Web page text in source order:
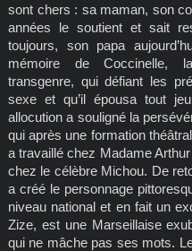
sont chers : sa maman, son
années le soutient et sait
toujours, son papa
mémoire de Coccinelle,
transgenre, qui défiant les
sexe et qu’il épousa tout
allocution a souligné la
qui après une formation
a travaillé chez Madame
chez le célèbre Michou. De
a créé le personnage
niveau national et en fait un
Zize, est une Marseillaise
qui ne mâche pas ses mots.